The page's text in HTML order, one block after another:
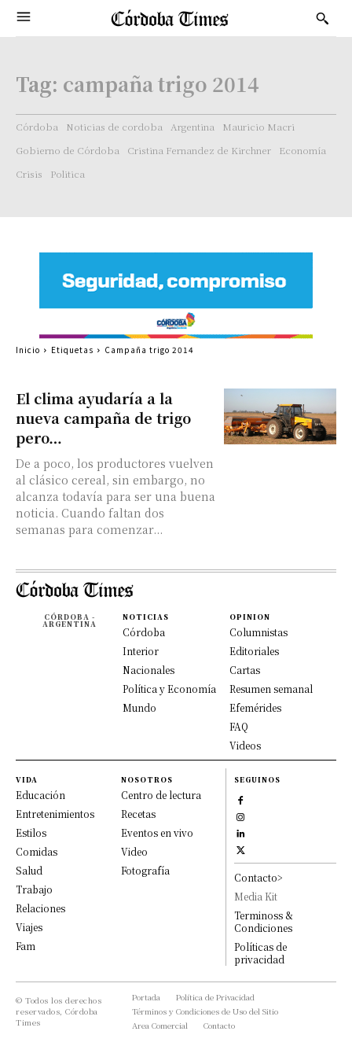
Tag: campaña trigo 2014
Córdoba Noticias de cordoba Argentina
Mauricio Macri
Gobierno de Córdoba
Cristina Fernandez de Kirchner
Economía
Crisis
Politica
El clima ayudaría a la
nueva campaña de trigo
pero…
De a poco, los productores vuelven
al clásico cereal, sin embargo, no
alcanza todavía para ser una buena
noticia. Cuando faltan dos
semanas para comenzar...
Inicio Etiquetas Campaña trigo 2014
CÓRDOBA -
ARGENTINA
NOTICIAS
Córdoba
Interior
Nacionales
Política y Economía
Mundo
OPINION
Columnistas
Editoriales
Cartas
Resumen semanal
Efemérides
FAQ
Videos
VIDA
Educación
Entretenimientos
Estilos
Comidas
Salud
Trabajo
Relaciones
Viajes
Fam
NOSOTROS
Centro de lectura
Recetas
Eventos en vivo
Video
Fotografía
SEGUINOS
Contacto>
Media Kit
Terminoss &
Condiciones
Políticas de
privacidad
© Todos los derechos
reservados, Córdoba
Times
Portada
Política de Privacidad
Términos y Condiciones de Uso del Sitio
Area Comercial
Contacto